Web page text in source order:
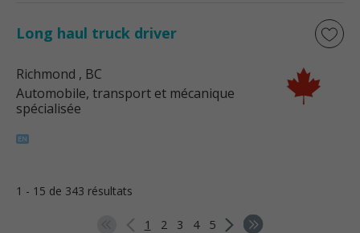
Long haul truck driver
Richmond , BC
Automobile, transport et mécanique
spécialisée
1 - 15 de 343 résultats
1 2 3 4 5